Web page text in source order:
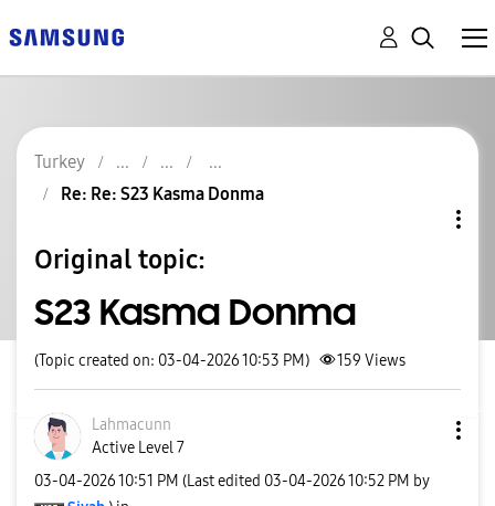
Turkey
Re: Re: S23 Kasma Donma
Original topic:
S23 Kasma Donma
(Topic created on: 03-04-2026 10:53 PM) 159 Views
Lahmacunn
Active Level 7
‎03-04-202610:51 PM (Last edited ‎03-04-202610:52 PM by